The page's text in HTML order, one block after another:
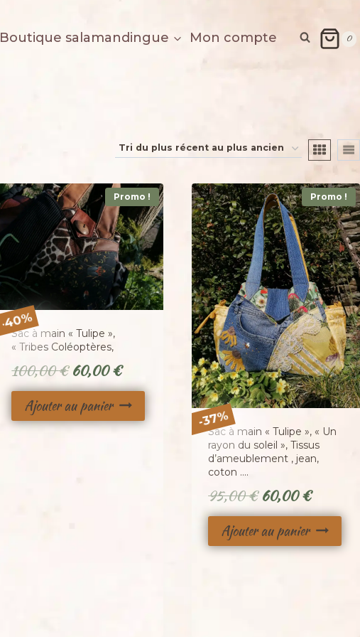
Boutique salamandingue Mon compte 0
Promo !
-40%
Sac à main « Tulipe »,
« Tribes Coléoptères,
100,00€ Le
prix
initial
était :
60,00€Le
prix
actuel
est :
Ajouter au panier
Promo !
-37%
Sac à main « Tulipe », « Un
rayon du soleil », Tissus
d’ameublement , jean,
coton ….
95,00€ Le
prix
initial
était :
60,00€Le
prix
actuel
est :
Ajouter au panier